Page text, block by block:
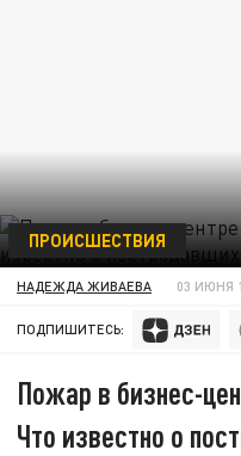
ПРОИСШЕСТВИЯ
НАДЕЖДА ЖИВАЕВА 03 ИЮНЯ
ПОДПИШИТЕСЬ:
Пожар в бизнес-
Что известно о